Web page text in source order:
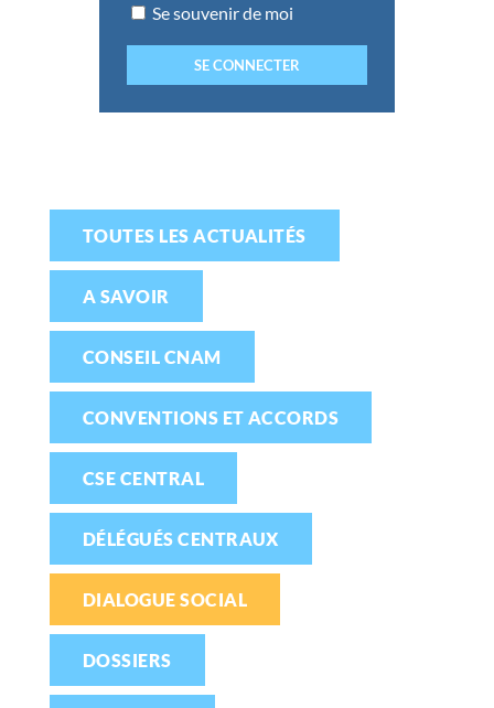
Se souvenir de moi
TOUTES LES ACTUALITÉS
A SAVOIR
CONSEIL CNAM
CONVENTIONS ET ACCORDS
CSE CENTRAL
DÉLÉGUÉS CENTRAUX
DIALOGUE SOCIAL
DOSSIERS